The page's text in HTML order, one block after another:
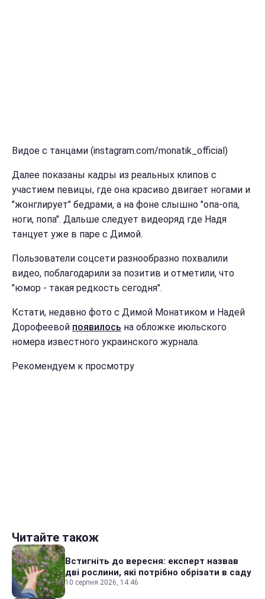
Видое с танцами (instagram.com/monatik_official)
Далее показаны кадры из реальных клипов с
участием певицы, где она красиво двигает ногами и
"жонглирует" бедрами, а на фоне слышно "опа-опа,
ноги, попа". Дальше следует видеоряд где Надя
танцует уже в паре с Димой.
Пользователи соцсети разнообразно похвалили
видео, поблагодарили за позитив и отметили, что
"юмор - такая редкость сегодня".
Кстати, недавно фото с Димой Монатиком и Надей
Дорофеевой появилось на обложке июльского
номера известного украинского журнала.
Рекомендуем к просмотру
Читайте також
Встигніть до вересня: експерт назвав
дві рослини, які потрібно обрізати в саду
10 серпня 2026, 14:46